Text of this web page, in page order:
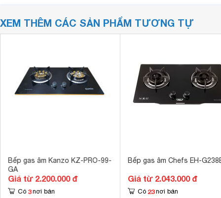
XEM THÊM CÁC SẢN PHẨM TƯƠNG TỰ
Bếp gas âm Kanzo KZ-PRO-99-
GA
Giá từ 2.200.000 đ
Có 3 nơi bán
Bếp gas âm Chefs EH-
Giá từ 2.043.000 đ
Có 23 nơi bán